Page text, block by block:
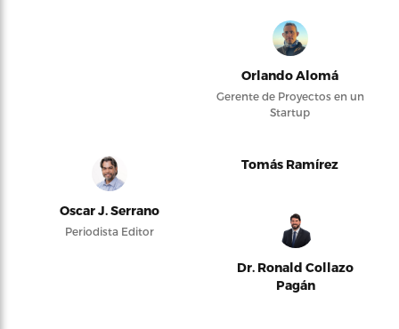
Orlando Alomá
Gerente de Proyectos en un
Startup
Oscar J. Serrano
Periodista Editor
Tomás Ramírez
Dr. Ronald Collazo
Pagán